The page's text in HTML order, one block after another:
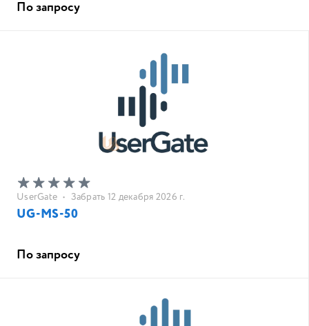
По запросу
UserGate • Забрать 12 декабря 2026 г.
UG-MS-50
По запросу